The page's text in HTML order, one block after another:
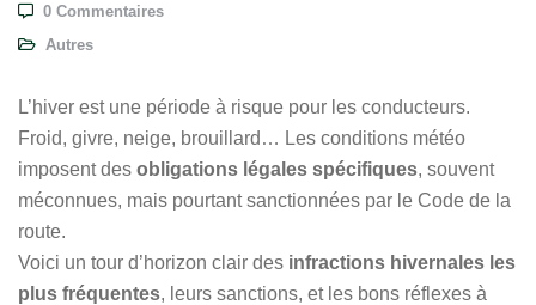
0 Commentaires
Autres
L’hiver est une période à risque pour les conducteurs.
Froid, givre, neige, brouillard… Les conditions météo
imposent des obligations légales spécifiques, souvent
méconnues, mais pourtant sanctionnées par le Code de la
route.
Voici un tour d’horizon clair des infractions hivernales les
plus fréquentes, leurs sanctions, et les bons réflexes à